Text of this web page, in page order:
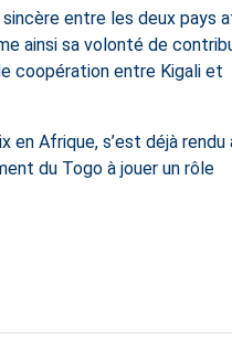
entre les deux pays
ainsi sa volonté de
coopération entre Kigali et
en Afrique, s’est déjà rendu
du Togo à jouer un rôle